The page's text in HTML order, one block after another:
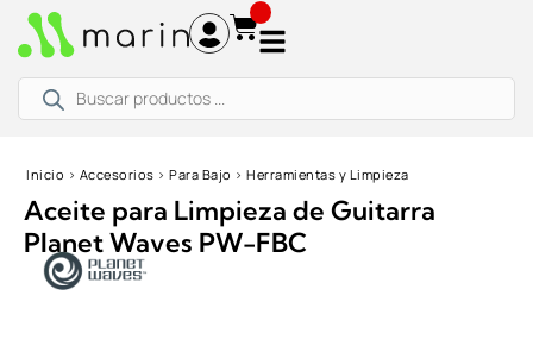
productos
Inicio › Accesorios › Para Bajo › Herramientas y Limpieza
Aceite para Limpieza de Guitarra
Planet Waves PW-FBC